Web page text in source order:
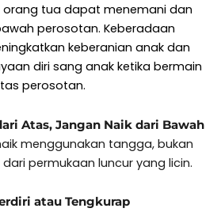
orang tua dapat menemani dan
perosotan. Keberadaan
keberanian anak dan
diri sang anak ketika bermain
perosotan.
Atas, Jangan Naik dari Bawah
menggunakan tangga, bukan
permukaan luncur yang licin.
atau Tengkurap